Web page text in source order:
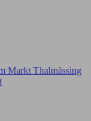
Markt Thalmässing